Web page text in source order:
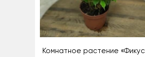
Комнатное растение «Фикус